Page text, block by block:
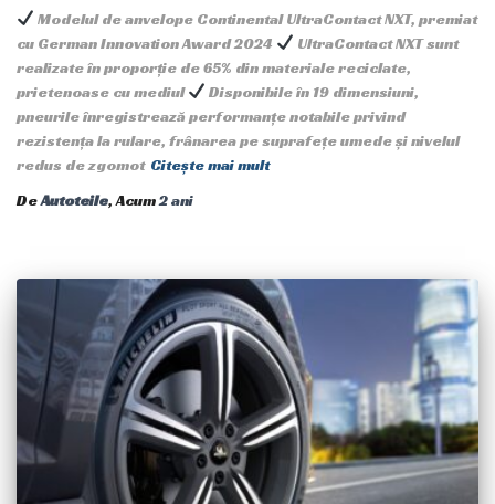
Modelul de anvelope Continental UltraContact NXT, premiat
cu German Innovation Award 2024
UltraContact NXT sunt
realizate în proporție de 65% din materiale reciclate,
prietenoase cu mediul
Disponibile în 19 dimensiuni,
pneurile înregistrează performanțe notabile privind
rezistența la rulare, frânarea pe suprafețe umede și nivelul
redus de zgomot Citește mai mult
DeAutoteile, Acum2 ani